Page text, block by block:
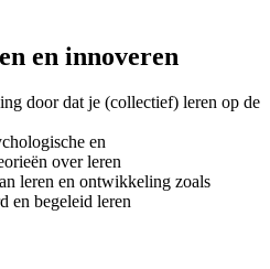
en innoveren
door dat je (collectief) leren op de
en
over leren
leren en ontwikkeling zoals
en begeleid leren